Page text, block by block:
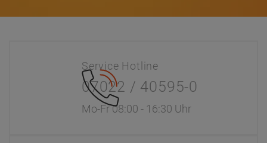
Service Hotline
07022 / 40595-0
Mo-Fr 08:00 - 16:30 Uhr